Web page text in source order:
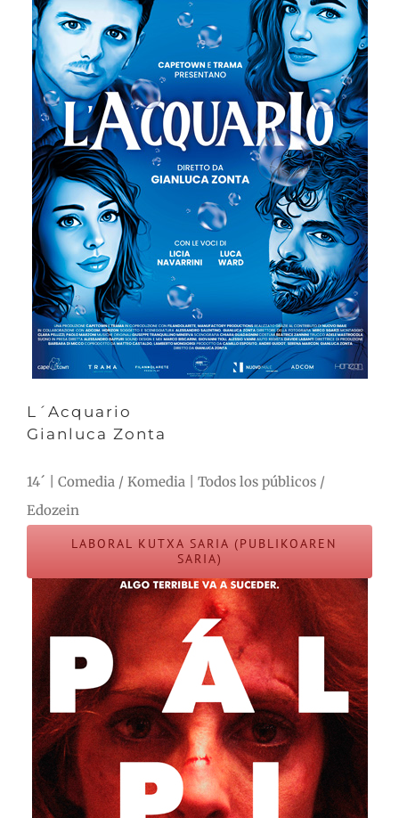
L´Acquario
Gianluca Zonta
14´ | Comedia / Komedia | Todos los públicos /
Edozein
LABORAL KUTXA SARIA (PUBLIKOAREN
SARIA)